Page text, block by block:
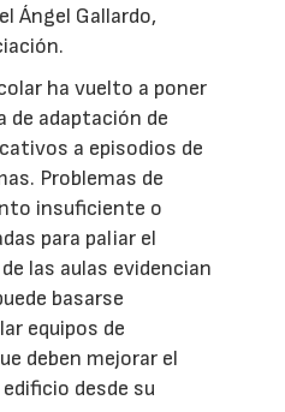
Ángel Gallardo,
ha vuelto a poner
adaptación de
a episodios de
Problemas de
insuficiente o
para paliar el
las aulas evidencian
basarse
equipos de
deben mejorar el
desde su